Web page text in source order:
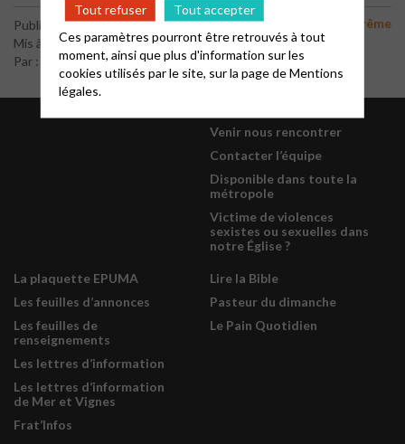
Publié le 09/03/2026
Mis à jour 09/03/2026
Par : Sébastien Gengembre
Carême
Venir nous rencontrer
Contacter l’équipe
Disponible dans toute la
métropole
Victime de violences
sexistes ou sexuelles dans
notre Église ?
La plaquette EPUMA
Les feuilles d’annonces
Les feuilles de
renseignements
Les lettres d’information
Les lettres d’information
de Mer et Vignes
Frat’Infos
Lire la Bible
Pasteur du dimanche
Le Pain Quotidien
Tout refuser
Tout accepter
Ces paramètres pourront être retrouvés à tout
moment, ainsi que plus d'information sur les
cookies utilisés par le site, sur la page deMentions
légales.